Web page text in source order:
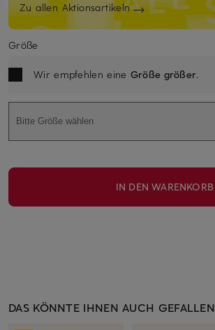
Zu allen Aktionsartikeln
Größe
Wir empfehlen eine Größe größer.
Bitte Größe wählen
IN DEN WARENKORB
DAS KÖNNTE IHNEN AUCH GEFALLEN